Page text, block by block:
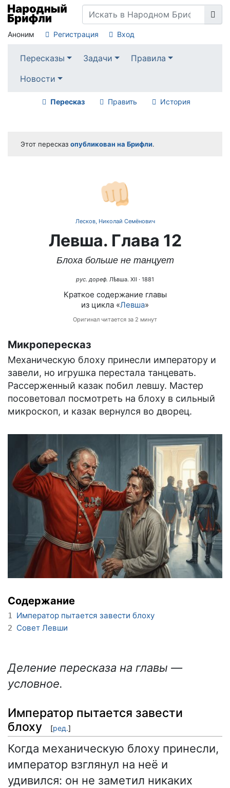
Аноним Регистрация Вход
Пересказы Задачи
Правила
Новости
Пересказ Править История
Этот пересказ опубликован на Брифли.
👊🏻
Лесков, Николай Семёнович
Левша. Глава 12
Блоха больше не танцует
рус. дореф. Лѣвша. XII · 1881
Краткое содержание главы
из цикла «Левша»
Оригинал читается за 2 минут
Микропересказ
Механическую блоху принесли императору и
завели, но игрушка перестала танцевать.
Рассерженный казак побил левшу. Мастер
посоветовал посмотреть на блоху в сильный
микроскоп, и казак вернулся во дворец.
Содержание
1 Император пытается завести блоху
2 Совет Левши
Деление пересказа на главы —
условное.
Император пытается завести
блоху
[ред.]
Когда механическую блоху принесли,
император взглянул на неё и
удивился: он не заметил никаких